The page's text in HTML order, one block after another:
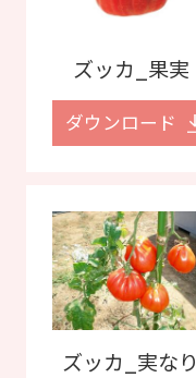
ズッカ_果実
ダウンロード
ズッカ_実なり